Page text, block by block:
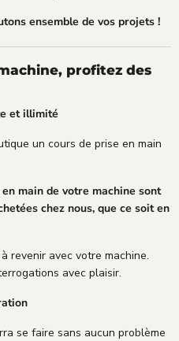
ensemble de vos projets !
profitez des
et illimité
un cours de prise en main
main de votre machine sont
chez nous, que ce soit en
revenir avec votre machine.
avec plaisir.
se faire sans aucun problème